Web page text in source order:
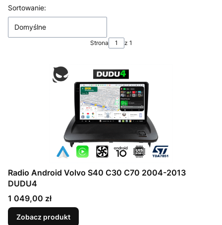
Lista produktów
Sortowanie:
Domyślne
Strona z 1
Radio Android Volvo S40 C30 C70 2004-2013
DUDU4
Cena
1 049,00 zł
Zobacz produkt